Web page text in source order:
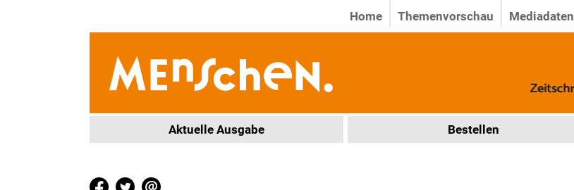
Mediadaten
Themenvorschau
Home
Aktuelle Ausgabe Bestellen